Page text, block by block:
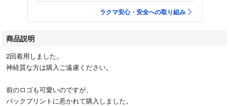
ラクマ安心・安全への取り組み
商品説明
2回着用しました。
神経質な方は購入ご遠慮ください。
前のロゴも可愛いのですが、
バックプリントに惹かれて購入しました。